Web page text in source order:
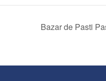
Bazar de Pasti